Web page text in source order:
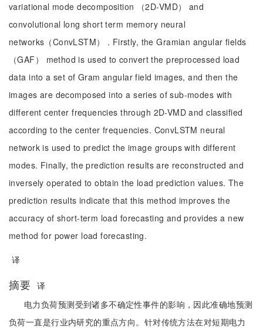
variational mode decomposition （2D-VMD） and
convolutional long short term memory neural
networks（ConvLSTM） . Firstly, the Gramian angular fields
（GAF） method is used to convert the preprocessed load
data into a set of Gram angular field images, and then the
images are decomposed into a series of sub-modes with
different center frequencies through 2D-VMD and classified
according to the center frequencies. ConvLSTM neural
network is used to predict the image groups with different
modes. Finally, the prediction results are reconstructed and
inversely operated to obtain the load prediction values. The
prediction results indicate that this method improves the
accuracy of short-term load forecasting and provides a new
method for power load forecasting.
译
摘要 译
电力负荷预测受到诸多不确定性事件的影响，因此准确地预测
负荷一直是行业内研究的重点方向。针对传统方法在对短期电力